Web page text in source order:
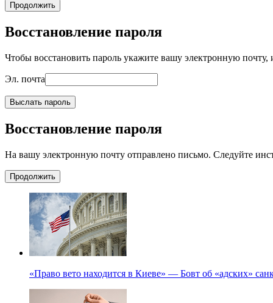
Продолжить
Восстановление пароля
Чтобы восстановить пароль укажите вашу электронную
Эл. почта
Выслать пароль
Восстановление пароля
На вашу электронную почту отправлено письмо. Следуйте
Продолжить
«Право вето находится в Киеве» — Бовт об «адских»